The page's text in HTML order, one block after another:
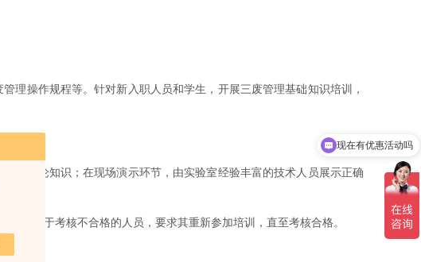
操作规程等。针对新入职人员和学生，开展三废管理基础知识培训，
理论知识；在现场演示环节，由实验室经验丰富的技术人员展示正确
，对于考核不合格的人员，要求其重新参加培训，直至考核合格。
现在有优惠活动吗